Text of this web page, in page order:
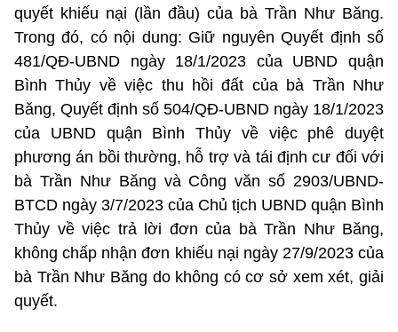
quyết khiếu nại (lần đầu) của bà Trần Như Băng.
Trong đó, có nội dung: Giữ nguyên Quyết định số
481/QĐ-UBND ngày 18/1/2023 của UBND quận
Bình Thủy về việc thu hồi đất của bà Trần Như
Băng, Quyết định số 504/QĐ-UBND ngày 18/1/2023
của UBND quận Bình Thủy về việc phê duyệt
phương án bồi thường, hỗ trợ và tái định cư đối với
bà Trần Như Băng và Công văn số 2903/UBND-
BTCD ngày 3/7/2023 của Chủ tịch UBND quận Bình
Thủy về việc trả lời đơn của bà Trần Như Băng,
không chấp nhận đơn khiếu nại ngày 27/9/2023 của
bà Trần Như Băng do không có cơ sở xem xét, giải
quyết.